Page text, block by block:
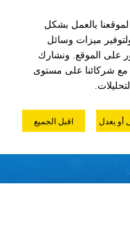
بالعمل بشكل
ميزات وسائل
على الموقع. ونشارك
مع شركائنا على مستوى
اقبل الجميع أو يعدل